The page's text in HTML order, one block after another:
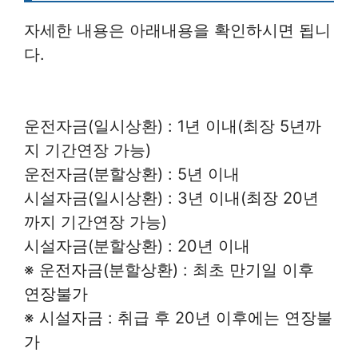
자세한 내용은 아래내용을 확인하시면 됩니
다.
운전자금(일시상환) : 1년 이내(최장 5년까
지 기간연장 가능)
운전자금(분할상환) : 5년 이내
시설자금(일시상환) : 3년 이내(최장 20년
까지 기간연장 가능)
시설자금(분할상환) : 20년 이내
※ 운전자금(분할상환) : 최초 만기일 이후
연장불가
※ 시설자금 : 취급 후 20년 이후에는 연장불
가